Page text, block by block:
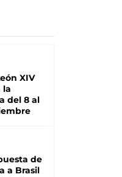
XIV
la
del 8 al
de
a Brasil